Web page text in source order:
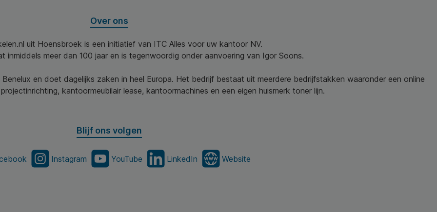
Over ons
uit Hoensbroek is een initiatief van ITC Alles voor uw kantoor NV.
inmiddels meer dan 100 jaar en is tegenwoordig onder aanvoering van Igor Soons.
en doet dagelijks zaken in heel Europa. Het bedrijf bestaat uit meerdere bedrijfstakken waaronder een online
kantoormeubilair lease, kantoormachines en een eigen huismerk toner lijn.
Blijf ons volgen
Instagram YouTube LinkedIn Website